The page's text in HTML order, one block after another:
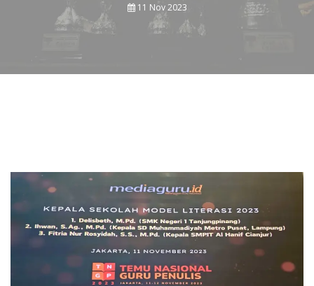
11 Nov 2023